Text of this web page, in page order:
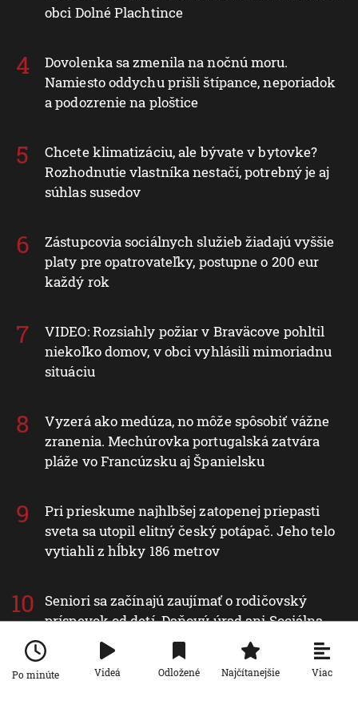
obci Dolné Plachtince
Dovolenka sa zmenila na nočnú moru.
Namiesto oddychu prišli štípance, neporiadok
a podozrenie na ploštice
Chcete klimatizáciu, ale bývate v bytovke?
Rozhodnutie vlastníka nestačí, potrebný je aj
súhlas susedov
Zástupcovia sociálnych služieb žiadajú vyššie
platy pre opatrovateľky, postupne o 200 eur
každý rok
VIDEO: Rozsiahly požiar v Braväcove pohltil
niekoľko domov, v obci vyhlásili mimoriadnu
situáciu
Vyzerá ako medúza, no môže spôsobiť vážne
zranenia. Mechúrovka portugalská zatvára
pláže vo Francúzsku aj Španielsku
Pri prieskume najhlbšej zatopenej priepasti
sveta sa utopil elitný český potápač. Jeho telo
vytiahli z hĺbky 186 metrov
Seniori sa začínajú zaujímať o rodičovský
príspevok od detí. Daňový úrad ani Sociálna
poisťovňa im informácie nedajú
Po minúte Videá Odložené Najčítanejšie Viac